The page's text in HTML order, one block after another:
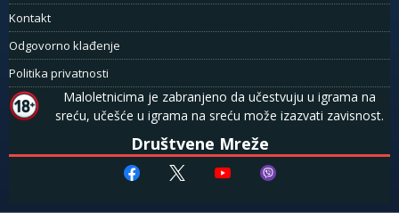
Kontakt
Odgovorno klađenje
Politika privatnosti
Maloletnicima je zabranjeno da učestvuju u igrama na
sreću, učešće u igrama na sreću može izazvati zavisnost.
Društvene Mreže